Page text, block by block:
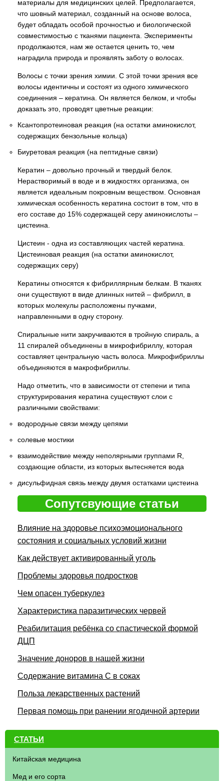
СТАТЬИ
Китайская медицина
Мед и его сорта
материалы для медицинских целей. Предполагается,
что шовный материал, созданный на основе волоса,
будет обладать особой прочностью и биологической
совместимостью с тканями пациента. Эксперименты
продолжаются, нам же остается ценить то, чем
наградила природа и проявлять заботу о волосах.
Bолосы с точки зрения химии. С этой точки зрения все
волосы идентичны и состоят из одного химического
соединения – кератина. Он является белком, и чтобы
доказать это, проводят цветные реакции:
Ксантопротеиновая реакция (на остатки аминокислот,
содержащих бензольные кольца)
Биуретовая реакция (на пептидные связи)
Кератин – довольно прочный и твердый белок.
Нерастворимый в воде и в жидкостях организма, он
является идеальным покровным веществом. Основная
химическая особенность кератина состоит в том, что в
его составе до 15% содержащей серу аминокислоты –
цистеина.
Цистеин - одна из составляющих частей кератина.
Цистеиновая реакция (на остатки аминокислот,
содержащих серу)
Кератины относятся к фибриллярным белкам. В тканях
они существуют в виде длинных нитей – фибрилл, в
которых молекулы расположены пучками,
направленными в одну сторону.
Спиральные нити закручиваются в тройную спираль, а
11 спиралей объединены в микрофибриллу, которая
составляет центральную часть волоса. Микрофибриллы
объединяются в макрофибриллы.
Надо отметить, что в зависимости от степени и типа
структурирования кератина существуют слои с
различными свойствами:
водородные связи между цепями
солевые мостики
взаимодействие между неполярными группами R,
создающие области, из которых вытесняется вода
дисульфидная связь между двумя остатками цистеина
Сопутсвующие статьи
Влияние на здоровье психоэмоционального
состояния и социальных условий жизни
Как действует активированный уголь
Проблемы здоровья подростков
Чем опасен туберкулез
Характеристика паразитических червей
Реабилитация ребёнка со спастической формой
ДЦП
Значение доноров в нашей жизни
Содержание витамина С в соках
Польза лекарственных растений
Первая помощь при ранении ягодичной артерии